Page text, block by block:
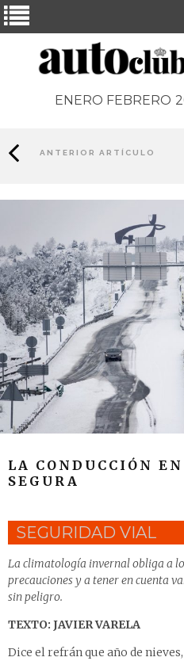
ENERO FEBRERO
ANTERIOR ARTÍCULO
LA CONDUCCIÓN
SEGURA
SEGURIDAD VIAL
La climatología invernal obliga a
precauciones y a tener en cuenta
sin peligro.
TEXTO: JAVIER VARELA
Dice el refrán que año de